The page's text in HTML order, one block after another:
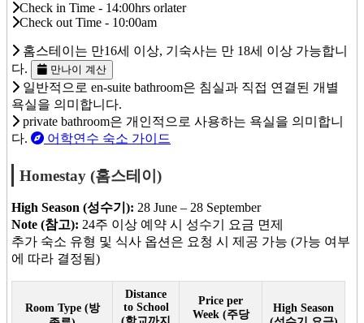
Check in Time - 14:00hrs orlater
Check out Time - 10:00am
홈스테이는 만16세 이상, 기숙사는 만 18세 이상 가능합니
다.
만나이 계산
일반적으로 en-suite bathroom은 침실과 직접 연결된 개별
욕실을 의미합니다.
private bathroom은 개인적으로 사용하는 욕실을 의미합니
다.
어학연수 숙소 가이드
Homestay (홈스테이)
High Season (성수기): 28 June – 28 September
Note (참고): 24주 이상 예약 시 성수기 요금 면제
추가 숙소 유형 및 식사 옵션은 요청 시 제공 가능 (가능 여부
에 따라 결정됨)
Room Type (방
Distance
to School
Price per
Week (주당
High Season